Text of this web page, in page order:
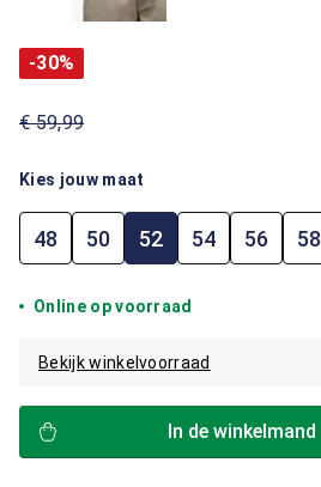
-30%
€ 59,99
Kies jouw maat
48 50 52 54 56 58
Online op voorraad
Bekijk winkelvoorraad
In de winkelmand